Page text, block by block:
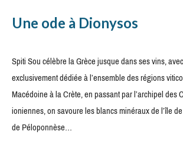
Une ode à Dionysos
Spiti Sou célèbre la Grèce jusque dans ses vins,
exclusivement dédiée à l’ensemble des régions
Macédoine à la Crète, en passant par l’archipel des
ioniennes, on savoure les blancs minéraux de l’île
de Péloponnèse…